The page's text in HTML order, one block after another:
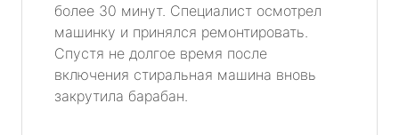
более 30 минут. Специалист осмотрел
машинку и принялся ремонтировать.
Спустя не долгое время после
включения стиральная машина вновь
закрутила барабан.